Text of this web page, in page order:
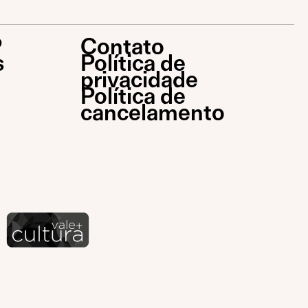
Contato
Política de
privacidade
Política de
cancelamento